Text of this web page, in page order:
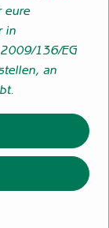
ohne
eure
in
136/EG
an